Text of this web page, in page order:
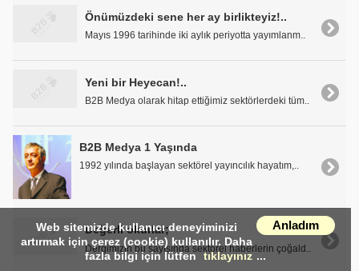
Önümüzdeki sene her ay birlikteyiz!..
Mayıs 1996 tarihinde iki aylık periyotta yayımlanm..
Yeni bir Heyecan!..
B2B Medya olarak hitap ettiğimiz sektörlerdeki tüm..
B2B Medya 1 Yaşında
1992 yılında başlayan sektörel yayıncılık hayatım,..
Değerli okurlar;
Dergimizin bu sayısında sektörel haberlerin çoğald..
Anladım
Web sitemizde kullanıcı deneyiminizi
artırmak için çerez (cookie) kullanılır. Daha
fazla bilgi için lütfen tıklayınız ...